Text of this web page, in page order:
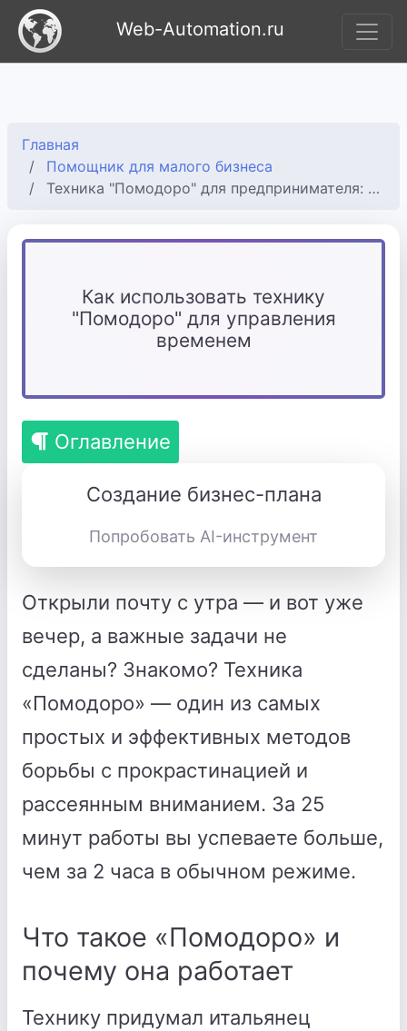
Web-Automation.ru
Главная
Помощник для малого бизнеса
Техника "Помодоро" для предпринимателя: как концентрироваться
Как использовать технику
"Помодоро" для управления
временем
Оглавление
Создание бизнес-плана
Попробовать AI-инструмент
Открыли почту с утра — и вот уже
вечер, а важные задачи не
сделаны? Знакомо? Техника
«Помодоро» — один из самых
простых и эффективных методов
борьбы с прокрастинацией и
рассеянным вниманием. За 25
минут работы вы успеваете больше,
чем за 2 часа в обычном режиме.
Что такое «Помодоро» и
почему она работает
Технику придумал итальянец